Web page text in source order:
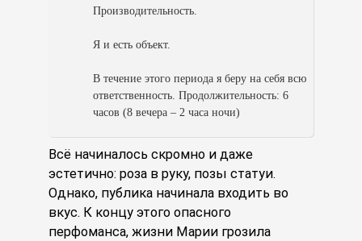
Производительность.
Я и есть объект.
В течение этого периода я беру на себя всю
ответственность. Продолжительность: 6
часов (8 вечера – 2 часа ночи)
Всё начиналось скромно и даже
эстетично: роза в руку, позы статуи.
Однако, публика начинала входить во
вкус. К концу этого опасного
перфоманса, жизни Марии грозила